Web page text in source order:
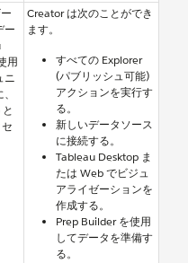
ー
用
ニ
Creator は次のことができ
ます。
すべての Explorer
(パブリッシュ可能)
アクションを実行す
る。
新しいデータソース
に接続する。
Tableau Desktop ま
たは Web でビジュ
アライゼーションを
作成する。
Prep Builder を使用
してデータを準備す
る。